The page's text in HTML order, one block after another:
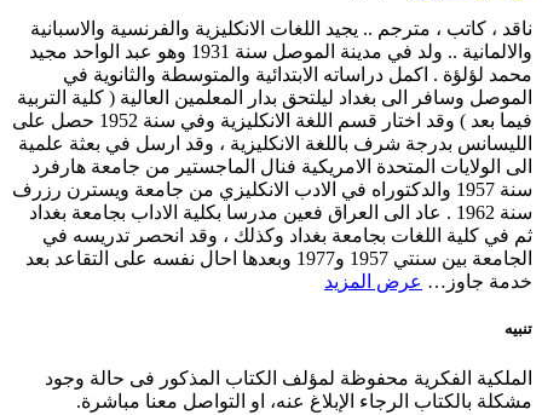
ناقد ، كاتب ، مترجم .. يجيد اللغات الانكليزية والفرنسية والاسبانية
والالمانية .. ولد في مدينة الموصل سنة 1931 وهو عبد الواحد مجيد
محمد لؤلؤة . اكمل دراساته الابتدائية والمتوسطة والثانوية في
الموصل وسافر الى بغداد ليلتحق بدار المعلمين العالية ( كلية التربية
فيما بعد ) وقد اختار قسم اللغة الانكليزية وفي سنة 1952 حصل على
الليسانس بدرجة شرف باللغة الانكليزية ، وقد ارسل في بعثة علمية
الى الولايات المتحدة الامريكية فنال الماجستير من جامعة هارفرد
سنة 1957 والدكتوراه في الادب الانكليزي من جامعة ويسترن رزرف
سنة 1962 . عاد الى العراق فعين مدرسا بكلية الاداب بجامعة بغداد
ثم في كلية اللغات بجامعة بغداد وكذلك ، وقد انحصر تدريسه في
الجامعة بين سنتي 1957 و1977 وبعدها احال نفسه على التقاعد بعد
خدمة جاوز… عرض المزيد
تنبيه
الملكية الفكرية محفوظة لمؤلف الكتاب المذكور فى حالة وجود
مشكلة بالكتاب الرجاء الإبلاغ عنه، او التواصل معنا مباشرة.